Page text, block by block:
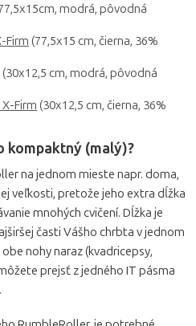
modrá, pôvodná
Firm (77,5x15 cm, čierna, 36%
(30x12,5 cm, modrá, pôvodná
Firm (30x12,5 cm, čierna, 36%
kompaktný (malý)?
na jednom mieste napr. doma,
veľkosti, pretože jeho extra dĺžka
mnohých cvičení. Dĺžka je
časti Vášho chrbta v jednom
nohy naraz (kvadricepsy,
prejsť z jedného IT pásma